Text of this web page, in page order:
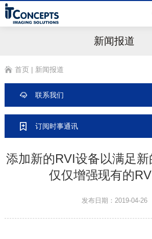
新闻报道
首页| 新闻报道
联系我们
订阅时事通讯
添加新的RVI设备以满足
仅仅增强现有的
发布日期：2019-04-26